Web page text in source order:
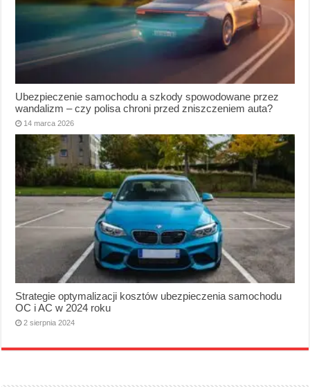
Ubezpieczenie samochodu a szkody spowodowane przez
wandalizm – czy polisa chroni przed zniszczeniem auta?
14 marca 2026
Strategie optymalizacji kosztów ubezpieczenia samochodu
OC i AC w 2024 roku
2 sierpnia 2024